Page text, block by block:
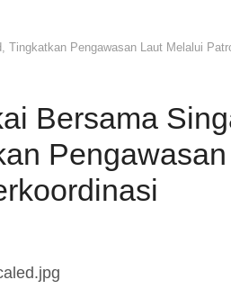
Tingkatkan Pengawasan Laut Melalui
Bersama